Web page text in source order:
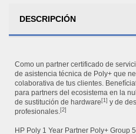
DESCRIPCIÓN
Como un partner certificado de
de asistencia técnica de Poly+ que
colaborativa de tus clientes.
para partners del ecosistema en la
de sustitución de hardware [1] y de
profesionales.[2]
HP Poly 1 Year Partner Poly+ Group